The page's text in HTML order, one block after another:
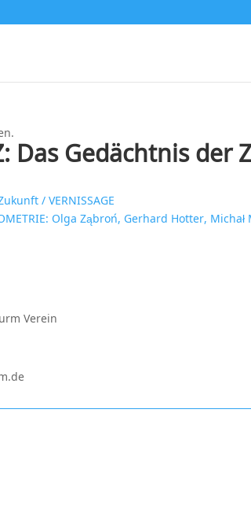
Das Gedächtnis der
/ VERNISSAGE
Olga Ząbroń, Gerhard Hotter,
Verein